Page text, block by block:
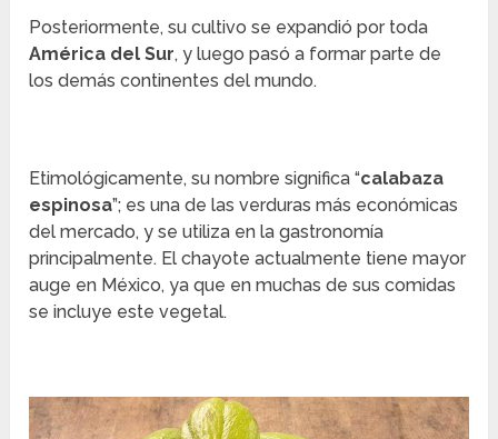
Posteriormente, su cultivo se expandió por toda
América del Sur, y luego pasó a formar parte de
los demás continentes del mundo.
Etimológicamente, su nombre significa “calabaza
espinosa”; es una de las verduras más económicas
del mercado, y se utiliza en la gastronomía
principalmente. El chayote actualmente tiene mayor
auge en México, ya que en muchas de sus comidas
se incluye este vegetal.